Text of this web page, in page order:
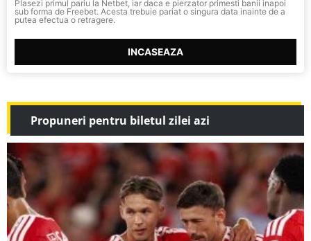
Plasezi primul pariu la Netbet, iar daca e pierzator primesti banii inapoi
sub forma de Freebet. Acesta trebuie pariat o singura data inainte de a
putea efectua o retragere.
INCASEAZA
Propuneri pentru biletul zilei azi